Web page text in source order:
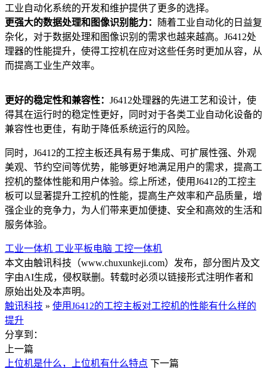
工业自动化系统的开发和维护提供了更多的选择。
更强大的数据处理和图像识别能力：
随着工业自动化的日益复
杂化，对于数据处理和图像识别的需求也越来越高。J6412处
理器的性能提升，使得工控机在应对这些任务时更加从容，从
而提高工业生产效率。
更好的稳定性和兼容性： J6412处理器的先进工艺和设计，使
得其在运行时的稳定性更好，同时对于各类工业自动化设备的
兼容性也更佳，有助于降低系统运行的风险。
同时，J6412的工控主板还具有易于集成、可扩展性强、外观
美观、节约空间等优势，能够更好地满足用户的需求，提高工
控机的整体性能和用户体验。综上所述，使用J6412的工控主
板可以显著提升工控机的性能，提高生产效率和产品质量，增
强企业的竞争力，为人们带来更加便捷、安全和高效的生活和
服务体验。
工业一体机 工业平板电脑 工控一体机
本文由触讯科技（www.chuxunkeji.com）发布，部分图片及文
字由AI生成，侵权联删。转载时必须以链接形式注明作者和
原始出处及本声明。
触讯科技 » 使用J6412的工控主板对工控机的性能有什么样的
提升
分享到：
上一篇
上位机是什么，上位机有什么特点 下一篇